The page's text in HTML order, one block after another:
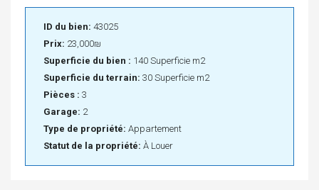
ID du bien: 43025
Prix: 23,000₪
Superficie du bien : 140 Superficie m2
Superficie du terrain: 30 Superficie m2
Pièces : 3
Garage: 2
Type de propriété: Appartement
Statut de la propriété: À Louer